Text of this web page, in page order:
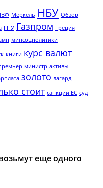
Меркель НБУ Обзор
ГПУ Газпром Греция
минсоцполитики
книги курс валют
министр активы
золото лагард
стоит санкции ЕС суд
еще одного